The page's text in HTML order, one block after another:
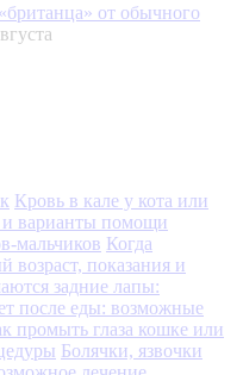
от обычного
Кровь в кале у кота или
и варианты помощи
мальчиков Когда
возраст, показания и
задние лапы:
после еды: возможные
промыть глаза кошке или
Болячки, язвочки